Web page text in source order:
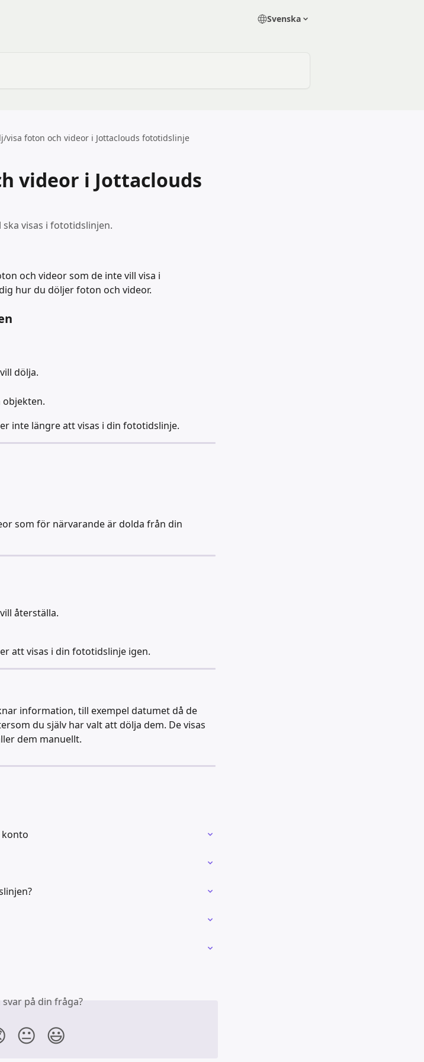
Svenska
visa foton och videor i Jottaclouds fototidslinje
videor i Jottaclouds
visas i fototidslinjen.
och videor som de inte vill visa i
hur du döljer foton och videor.
dölja.
objekten.
inte längre att visas i din fototidslinje.
som för närvarande är dolda från din
återställa.
att visas i din fototidslinje igen.
information, till exempel datumet då de
du själv har valt att dölja dem. De visas
dem manuellt.
svar på din fråga?
😐 😃